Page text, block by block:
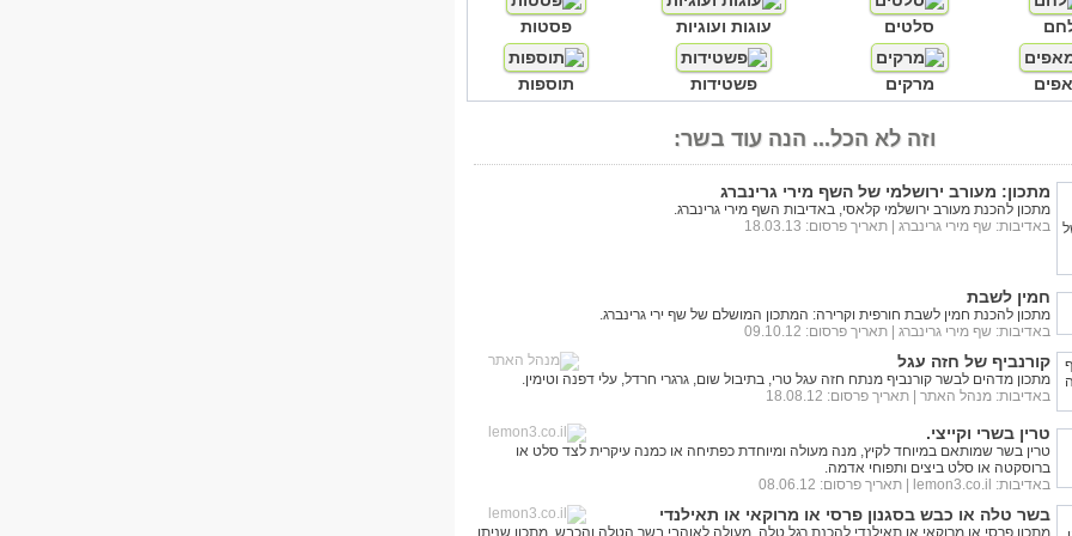
סלטים עוגות ועוגיות פסטות
מרקים פשטידות תוספות
וזה לא הכל... הנה עוד בשר:
מתכון: מעורב ירושלמי של השף מירי גרינברג
מתכון להכנת מעורב ירושלמי קלאסי, באדיבות השף מירי גרינברג.
באדיבות: שף מירי גרינברג | תאריך פרסום: 18.03.13
חמין לשבת
מתכון להכנת חמין לשבת חורפית וקרירה: המתכון המושלם של שף ירי גרינברג.
באדיבות: שף מירי גרינברג | תאריך פרסום: 09.10.12
קורנביף של חזה עגל
מתכון מדהים לבשר קורנביף מנתח חזה עגל טרי, בתיבול שום, גרגרי חרדל, עלי דפנה וטימין.
באדיבות: מנהל האתר | תאריך פרסום: 18.08.12
טרין בשרי וקייצי.
טרין בשר שמותאם במיוחד לקיץ, מנה מעולה ומיוחדת כפתיחה או כמנה עיקרית לצד סלט או
ברוסקטה או סלט ביצים ותפוחי אדמה.
באדיבות: lemon3.co.il | תאריך פרסום: 08.06.12
בשר טלה או כבש בסגנון פרסי או מרוקאי או תאילנדי